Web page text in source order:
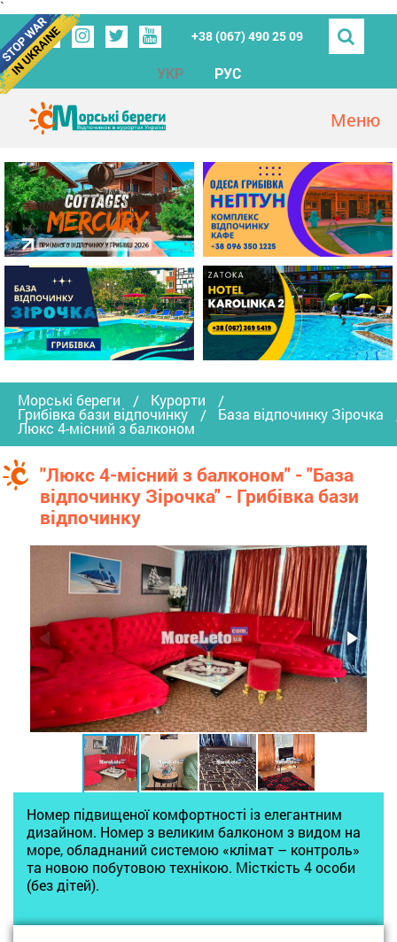
`
+38 (067) 490 25 09
УКР РУС
Морські береги Курорти
Грибівка бази відпочинку База відпочинку Зірочка
Люкс 4-місний з балконом
"Люкс 4-місний з балконом" - "База
відпочинку Зірочка" - Грибівка бази
відпочинку
Номер підвищеної комфортності із елегантним
дизайном. Номер з великим балконом з видом на
море, обладнаний системою «клімат – контроль»
та новою побутовою технікою. Місткість 4 особи
(без дітей).